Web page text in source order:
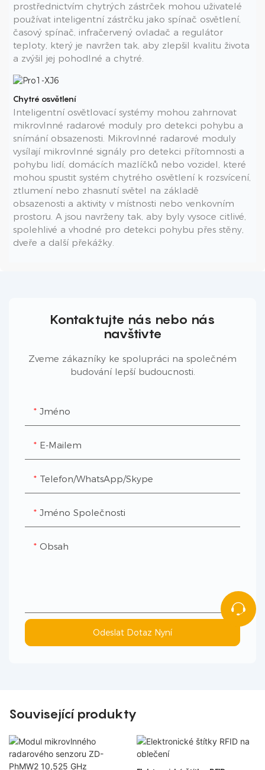
prostřednictvím chytrých zástrček mohou uživatelé
používat inteligentní zástrčku jako spínač osvětlení,
časový spínač, infračervený ovladač a regulátor
teploty, který je navržen tak, aby zlepšil kvalitu života
a zvýšil jej pohodlné a chytré.
Chytré osvětlení
Inteligentní osvětlovací systémy mohou zahrnovat
mikrovlnné radarové moduly pro detekci pohybu a
snímání obsazenosti. Mikrovlnné radarové moduly
vysílají mikrovlnné signály pro detekci přítomnosti a
pohybu lidí, domácích mazlíčků nebo vozidel, které
mohou spustit systém chytrého osvětlení k rozsvícení,
ztlumení nebo zhasnutí světel na základě
obsazenosti a aktivity v místnosti nebo venkovním
prostoru. A jsou navrženy tak, aby byly vysoce citlivé,
spolehlivé a vhodné pro detekci pohybu přes stěny,
dveře a další překážky.
Kontaktujte nás nebo nás
navštivte
Zveme zákazníky ke spolupráci na společném
budování lepší budoucnosti.
Jméno
E-Mailem
Telefon/WhatsApp/Skype
Jméno Společnosti
Obsah
Odeslat Dotaz Nyní
Související produkty